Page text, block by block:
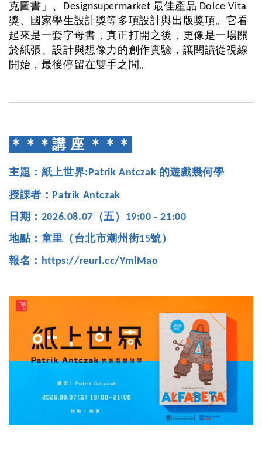
克圖書」、Designsupermarket 最佳產品 Dolce Vita
獎、國家學生設計獎等多項設計與出版獎項。它看
起來是一套字母書，真正打開之後，更像是一場關
於紙張、設計與想像力的創作實驗，讓閱讀從視線
開始，最後停留在雙手之間。
＊＊＊講 座 ＊＊＊
主題：紙上世界:Patrik Antczak 的遊戲幾何學
授課者：Patrik Antczak
日期：2026.08.07（五）19:00 - 21:00
地點：童里（台北市潮州街15號）
報名： https://reurl.cc/YmlMao